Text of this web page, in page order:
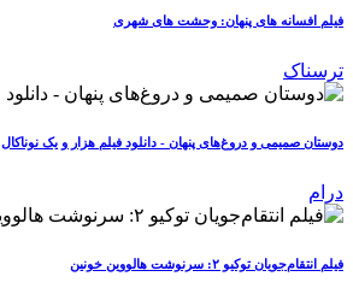
فیلم افسانه های پنهان: وحشت های شهری
ترسناک
دوستان صمیمی و دروغ‌های پنهان - دانلود فیلم هزار و یک نوناکال
درام
فیلم انتقام‌جویان توکیو ۲: سرنوشت هالووین خونین